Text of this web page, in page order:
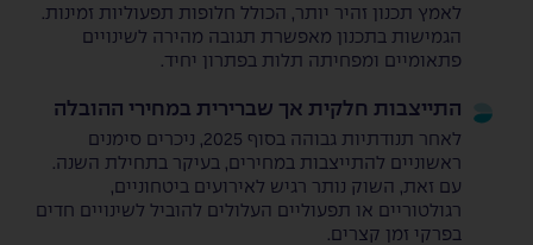
לאמץ תכנון זהיר יותר, הכולל חלופות תפעוליות זמינות.
הגמישות בתכנון מאפשרת תגובה מהירה לשינויים
פתאומיים ומפחיתה תלות בפתרון יחיד.
התייצבות חלקית אך שברירית במחירי ההובלה
לאחר תנודתיות גבוהה בסוף 2025, ניכרים סימנים
ראשוניים להתייצבות במחירים, בעיקר בתחילת השנה.
עם זאת, השוק נותר רגיש לאירועים ביטחוניים,
רגולטוריים או תפעוליים העלולים להוביל לשינויים חדים
בפרקי זמן קצרים.